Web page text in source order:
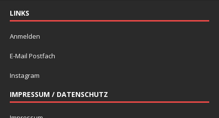
LINKS
Anmelden
E-Mail Postfach
Instagram
IMPRESSUM / DATENSCHUTZ